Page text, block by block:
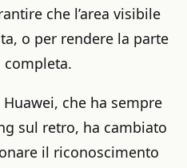
che l’area visibile
o per rendere la parte
che ha sempre
sul retro, ha cambiato
il riconoscimento